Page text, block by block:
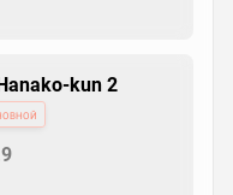
kun 2